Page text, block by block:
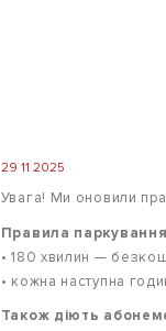
29 11 2025
Увага! Ми оновили
Правила
• 180 хвилин —
• кожна наступна
Також діють